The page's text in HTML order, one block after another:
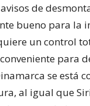
de
bueno para la
un control
para
se está
al igual que